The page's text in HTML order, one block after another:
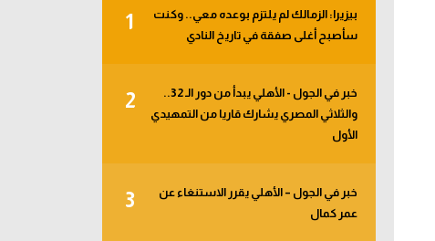
1
بيزيرا: الزمالك لم يلتزم بوعده معي.. وكنت
سأصبح أغلى صفقة في تاريخ النادي
2
خبر في الجول - الأهلي يبدأ من دور الـ 32..
والثلاثي المصري يشارك قاريا من التمهيدي
الأول
3
خبر في الجول – الأهلي يقرر الاستنغاء عن
عمر كمال